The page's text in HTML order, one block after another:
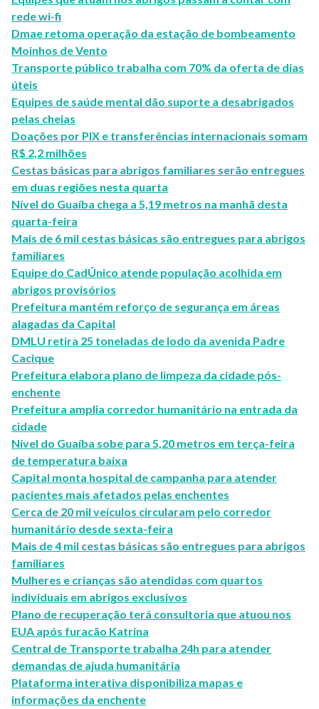
rede wi-fi
Dmae retoma operação da estação de bombeamento
Moinhos de Vento
Transporte público trabalha com 70% da oferta de dias
úteis
Equipes de saúde mental dão suporte a desabrigados
pelas cheias
Doações por PIX e transferências internacionais somam
R$ 2,2 milhões
Cestas básicas para abrigos familiares serão entregues
em duas regiões nesta quarta
Nível do Guaíba chega a 5,19 metros na manhã desta
quarta-feira
Mais de 6 mil cestas básicas são entregues para abrigos
familiares
Equipe do CadÚnico atende população acolhida em
abrigos provisórios
Prefeitura mantém reforço de segurança em áreas
alagadas da Capital
DMLU retira 25 toneladas de lodo da avenida Padre
Cacique
Prefeitura elabora plano de limpeza da cidade pós-
enchente
Prefeitura amplia corredor humanitário na entrada da
cidade
Nível do Guaíba sobe para 5,20 metros em terça-feira
de temperatura baixa
Capital monta hospital de campanha para atender
pacientes mais afetados pelas enchentes
Cerca de 20 mil veículos circularam pelo corredor
humanitário desde sexta-feira
Mais de 4 mil cestas básicas são entregues para abrigos
familiares
Mulheres e crianças são atendidas com quartos
individuais em abrigos exclusivos
Plano de recuperação terá consultoria que atuou nos
EUA após furacão Katrina
Central de Transporte trabalha 24h para atender
demandas de ajuda humanitária
Plataforma interativa disponibiliza mapas e
informações da enchente